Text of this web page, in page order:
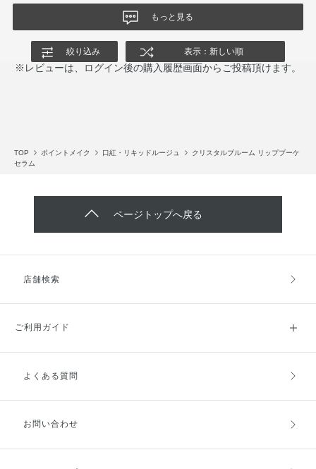
もっと見る
絞り込み 表示：新しい順
※レビューは、ログイン後の購入履歴画面からご投稿頂けます。
TOP ポイントメイク 口紅・リキッドルージュ
クリスタルブルーム リップブーケ
セラム
ページトップへ戻る
店舗検索
ご利用ガイド
ご利用ガイドトップ
お支払方法
よくある質問
お問い合わせ